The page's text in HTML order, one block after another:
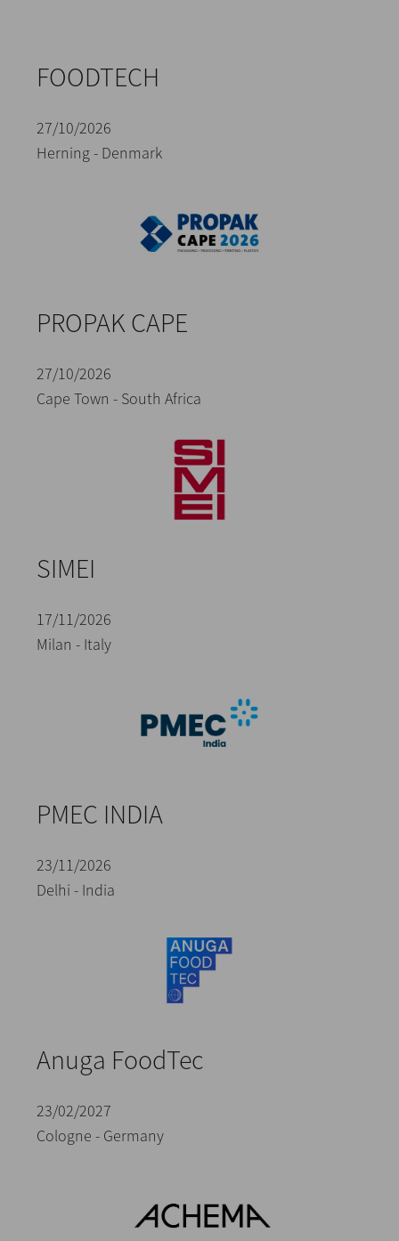
FOODTECH
27/10/2026
Herning - Denmark
PROPAK CAPE
27/10/2026
Cape Town - South Africa
SIMEI
17/11/2026
Milan - Italy
PMEC INDIA
23/11/2026
Delhi - India
Anuga FoodTec
23/02/2027
Cologne - Germany